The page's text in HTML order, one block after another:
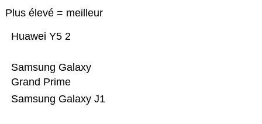
Plus élevé = meilleur
Samsung Galaxy J1
Samsung Galaxy
Grand Prime
Huawei Y5 2